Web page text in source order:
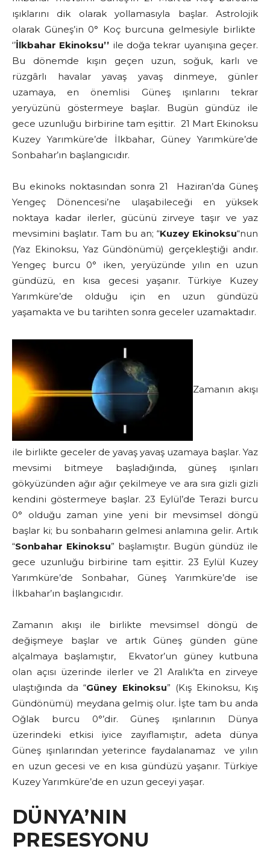
ışıklarını dik olarak yollamasıyla başlar. Astrolojik
olarak Güneş’in 0° Koç burcuna gelmesiyle birlikte
‘’İlkbahar Ekinoksu’’ ile doğa tekrar uyanışına geçer.
Bu dönemde kışın geçen uzun, soğuk, karlı ve
rüzgârlı havalar yavaş yavaş dinmeye, günler
uzamaya, en önemlisi Güneş ışınlarını tekrar
yeryüzünü göstermeye başlar. Bugün gündüz ile
gece uzunluğu birbirine tam eşittir. 21 Mart Ekinoksu
Kuzey Yarımküre’de İlkbahar, Güney Yarımküre’de
Sonbahar’ın başlangıcıdır.
Bu ekinoks noktasından sonra 21 Haziran’da Güneş
Yengeç Dönencesi’ne ulaşabileceği en yüksek
noktaya kadar ilerler, gücünü zirveye taşır ve yaz
mevsimini başlatır. Tam bu an; “Kuzey Ekinoksu“nun
(Yaz Ekinoksu, Yaz Gündönümü) gerçekleştiği andır.
Yengeç burcu 0° iken, yeryüzünde yılın en uzun
gündüzü, en kısa gecesi yaşanır. Türkiye Kuzey
Yarımküre’de olduğu için en uzun gündüzü
yaşamakta ve bu tarihten sonra geceler uzamaktadır.
Zamanın akışı
ile birlikte geceler de yavaş yavaş uzamaya başlar. Yaz
mevsimi bitmeye başladığında, güneş ışınları
gökyüzünden ağır ağır çekilmeye ve ara sıra gizli gizli
kendini göstermeye başlar. 23 Eylül’de Terazi burcu
0° olduğu zaman yine yeni bir mevsimsel döngü
başlar ki; bu sonbaharın gelmesi anlamına gelir. Artık
“Sonbahar Ekinoksu” başlamıştır. Bugün gündüz ile
gece uzunluğu birbirine tam eşittir. 23 Eylül Kuzey
Yarımküre’de Sonbahar, Güneş Yarımküre’de ise
İlkbahar’ın başlangıcıdır.
Zamanın akışı ile birlikte mevsimsel döngü de
değişmeye başlar ve artık Güneş günden güne
alçalmaya başlamıştır, Ekvator’un güney kutbuna
olan açısı üzerinde ilerler ve 21 Aralık’ta en zirveye
ulaştığında da “Güney Ekinoksu” (Kış Ekinoksu, Kış
Gündönümü) meydana gelmiş olur. İşte tam bu anda
Oğlak burcu 0°’dir. Güneş ışınlarının Dünya
üzerindeki etkisi iyice zayıflamıştır, adeta dünya
Güneş ışınlarından yeterince faydalanamaz ve yılın
en uzun gecesi ve en kısa gündüzü yaşanır. Türkiye
Kuzey Yarımküre’de en uzun geceyi yaşar.
DÜNYA’NIN
PRESESYONU